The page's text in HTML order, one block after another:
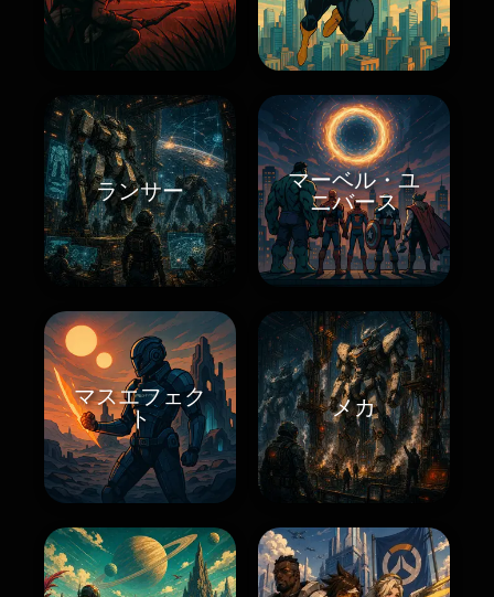
ランサー
マーベル・ユ
ニバース
マスエフェク
ト
メカ